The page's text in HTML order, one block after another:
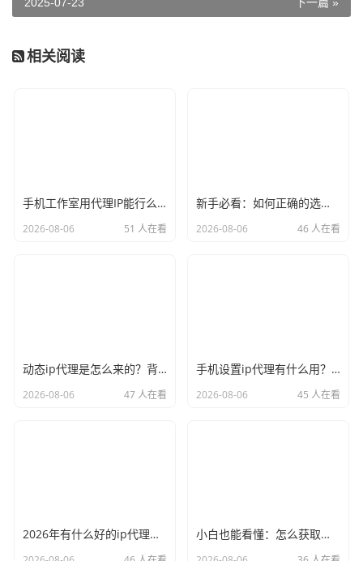
相关阅读
手机工作室用代理IP能行么？过来人的经验告诉你答案
2026-08-06 51 人在看
新手必看：如何正确的选择代理ip软件，别再交智商税了
2026-08-06 46 人在看
动态ip代理是怎么来的？背后的原理比你想象的精彩
2026-08-06 47 人在看
手机设置ip代理有什么用？不只是改定位那么简单
2026-08-06 45 人在看
2026年有什么好的ip代理软件？亲测后我只推荐这几个 小白也能看懂：怎么获取代理ip和端口号，一步步教会你